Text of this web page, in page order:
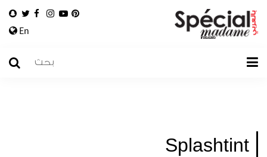
En
Splashtint